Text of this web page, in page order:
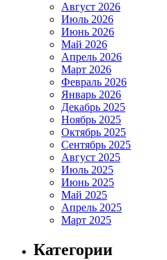
Август 2026
Июль 2026
Июнь 2026
Май 2026
Апрель 2026
Март 2026
Февраль 2026
Январь 2026
Декабрь 2025
Ноябрь 2025
Октябрь 2025
Сентябрь 2025
Август 2025
Июль 2025
Июнь 2025
Май 2025
Апрель 2025
Март 2025
Категории